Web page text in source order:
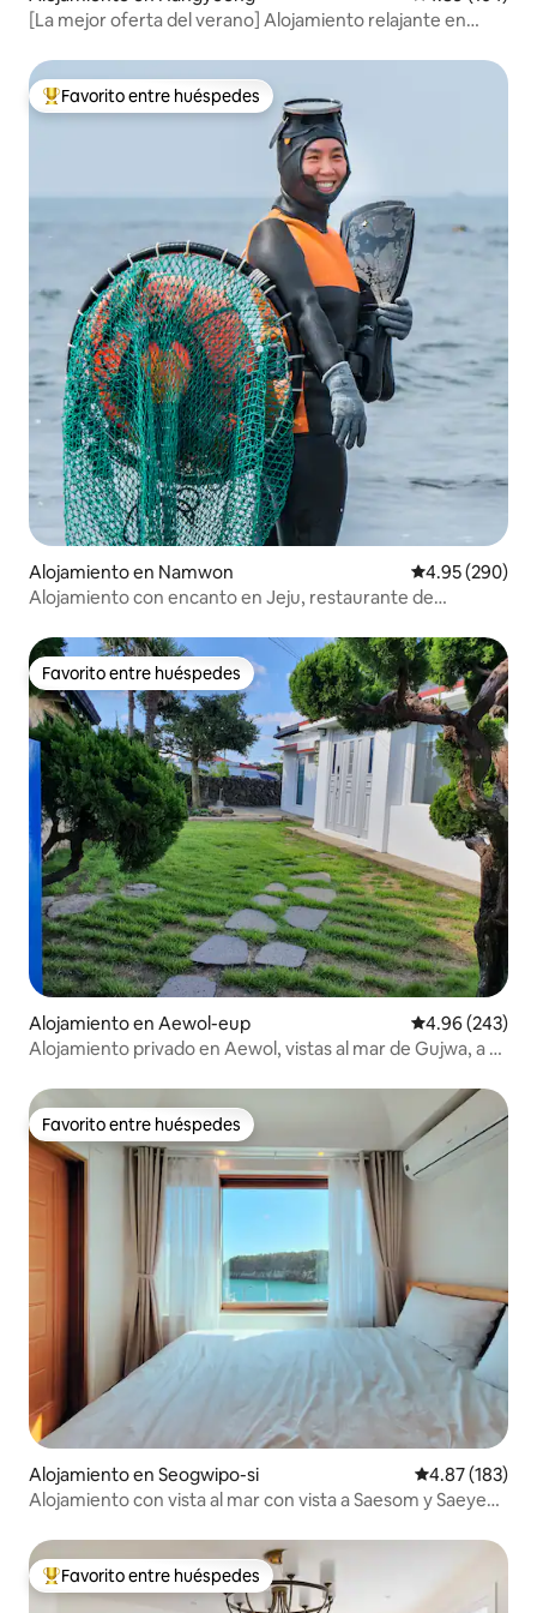
[La mejor oferta del verano] Alojamiento relajante en
Biyangdo, vista al mar, jacuzzi y parrilla gratis
Favorito entre huéspedes preferido
Favorito entre huéspedes
Alojamiento en Namwon Calificación
4.95 (290)
Alojamiento con encanto en Jeju, restaurante de
Haenyeo y Haenam.
Favorito entre huéspedes
Favorito entre huéspedes
Alojamiento en Aewol-eup Calificación
4.96 (243)
Alojamiento privado en Aewol, vistas al mar de Gujwa, a 3
Favorito entre huéspedes
Favorito entre huéspedes
Alojamiento en Seogwipo-si Calificación
4.87 (183)
Alojamiento con vista al mar con vista a Saesom y Saeyeon
Favorito entre huéspedes preferido
Favorito entre huéspedes